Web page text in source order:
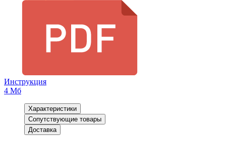
Инструкция
4 Мб
Характеристики
Сопутствующие товары
Доставка